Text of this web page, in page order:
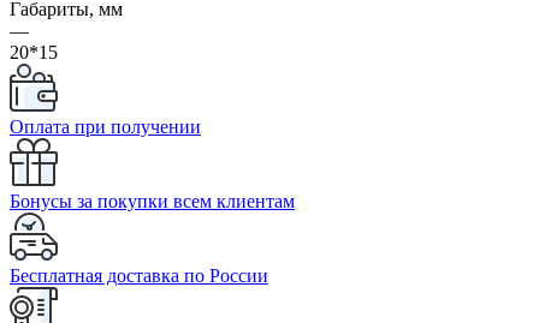
Габариты, мм
—
20*15
Оплата при получении
Бонусы за покупки всем клиентам
Бесплатная доставка по России